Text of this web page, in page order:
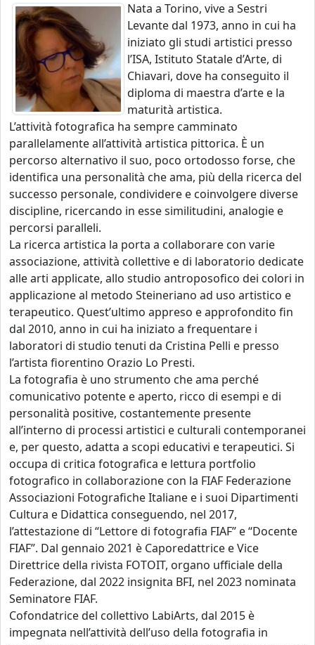
Nata a Torino, vive a Sestri
Levante dal 1973, anno in cui ha
iniziato gli studi artistici presso
l’ISA, Istituto Statale d’Arte, di
Chiavari, dove ha conseguito il
diploma di maestra d’arte e la
maturità artistica.
L’attività fotografica ha sempre camminato
parallelamente all’attività artistica pittorica. È un
percorso alternativo il suo, poco ortodosso forse, che
identifica una personalità che ama, più della ricerca del
successo personale, condividere e coinvolgere diverse
discipline, ricercando in esse similitudini, analogie e
percorsi paralleli.
La ricerca artistica la porta a collaborare con varie
associazione, attività collettive e di laboratorio dedicate
alle arti applicate, allo studio antroposofico dei colori in
applicazione al metodo Steineriano ad uso artistico e
terapeutico. Quest’ultimo appreso e approfondito fin
dal 2010, anno in cui ha iniziato a frequentare i
laboratori di studio tenuti da Cristina Pelli e presso
l’artista fiorentino Orazio Lo Presti.
La fotografia è uno strumento che ama perché
comunicativo potente e aperto, ricco di esempi e di
personalità positive, costantemente presente
all’interno di processi artistici e culturali contemporanei
e, per questo, adatta a scopi educativi e terapeutici. Si
occupa di critica fotografica e lettura portfolio
fotografico in collaborazione con la FIAF Federazione
Associazioni Fotografiche Italiane e i suoi Dipartimenti
Cultura e Didattica conseguendo, nel 2017,
l’attestazione di “Lettore di fotografia FIAF” e “Docente
FIAF”. Dal gennaio 2021 è Caporedattrice e Vice
Direttrice della rivista FOTOIT, organo ufficiale della
Federazione, dal 2022 insignita BFI, nel 2023 nominata
Seminatore FIAF.
Cofondatrice del collettivo LabiArts, dal 2015 è
impegnata nell’attività dell’uso della fotografia in